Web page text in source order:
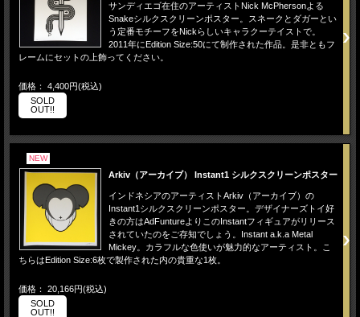
サンディエゴ在住のアーティストNick McPhersonよる
Snakeシルクスクリーンポスター。スネークとダガーとい
う定番モチーフをNickらしいキャラクーテイストで。
2011年にEdition Size:50にて制作された作品。是非ともフ
レームにセットの上飾ってください。
価格： 4,400円(税込)
SOLD
OUT!!
NEW
Arkiv（アーカイブ） Instant1 シルクスクリーンポスター
インドネシアのアーティストArkiv（アーカイブ）の
Instant1シルクスクリーンポスター。デザイナーズトイ好
きの方はAdFuntureよりこのInstantフィギュアがリリース
されていたのをご存知でしょう。Instant a.k.a Metal
Mickey。カラフルな色使いが魅力的なアーティスト。こ
ちらはEdition Size:6枚で製作された内の貴重な1枚。
価格： 20,166円(税込)
SOLD
OUT!!